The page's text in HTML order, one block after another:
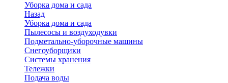
Уборка дома и сада
Назад
Уборка дома и сада
Пылесосы и воздуходувки
Подметально-уборочные машины
Снегоуборщики
Системы хранения
Тележки
Подача воды